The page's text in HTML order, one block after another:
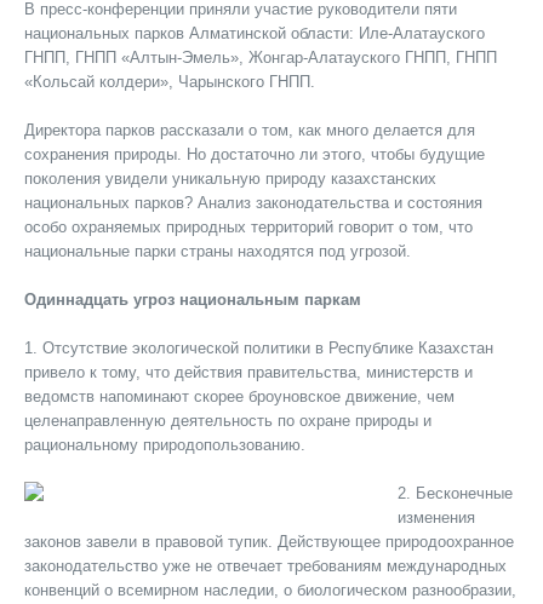
В пресс-конференции приняли участие руководители пяти
национальных парков Алматинской области: Иле-Алатауского
ГНПП, ГНПП «Алтын-Эмель», Жонгар-Алатауского ГНПП, ГНПП
«Кольсай колдери», Чарынского ГНПП.
Директора парков рассказали о том, как много делается для
сохранения природы. Но достаточно ли этого, чтобы будущие
поколения увидели уникальную природу казахстанских
национальных парков? Анализ законодательства и состояния
особо охраняемых природных территорий говорит о том, что
национальные парки страны находятся под угрозой.
Одиннадцать угроз национальным паркам
1. Отсутствие экологической политики в Республике Казахстан
привело к тому, что действия правительства, министерств и
ведомств напоминают скорее броуновское движение, чем
целенаправленную деятельность по охране природы и
рациональному природопользованию.
2. Бесконечные
изменения
законов завели в правовой тупик. Действующее природоохранное
законодательство уже не отвечает требованиям международных
конвенций о всемирном наследии, о биологическом разнообразии,